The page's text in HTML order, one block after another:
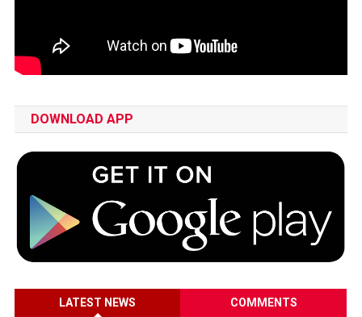
DOWNLOAD APP
LATEST NEWS COMMENTS